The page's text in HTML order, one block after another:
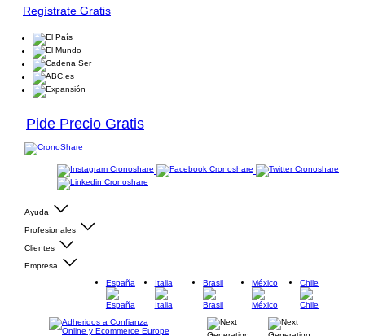
Regístrate Gratis
Pide Precio Gratis
Ayuda
Profesionales
Clientes
Empresa
España
Italia Brasil México Chile